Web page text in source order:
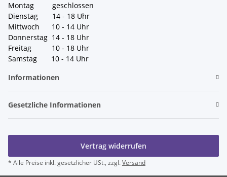
Montag geschlossen
Dienstag 14 - 18 Uhr
Mittwoch 10 - 14 Uhr
Donnerstag 14 - 18 Uhr
Freitag 10 - 18 Uhr
Samstag 10 - 14 Uhr
Informationen
Gesetzliche Informationen
Vertrag widerrufen
* Alle Preise inkl. gesetzlicher USt., zzgl.Versand